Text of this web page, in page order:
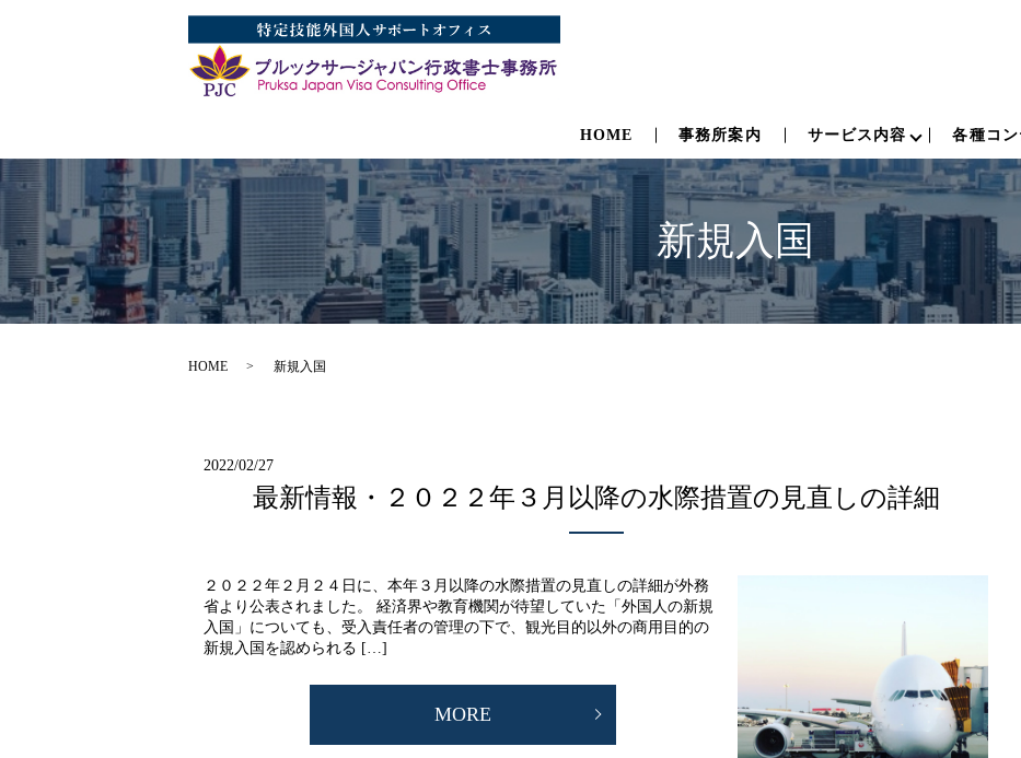
HOME 事務所案内 サービス内容 各種コン
新規入国
HOME 新規入国
2022/02/27
最新情報・２０２２年３月以降の水際措置の見直しの詳細
２０２２年２月２４日に、本年３月以降の水際措置の見直しの詳細が外務
省より公表されました。 経済界や教育機関が待望していた「外国人の新規
入国」についても、受入責任者の管理の下で、観光目的以外の商用目的の
新規入国を認められる […]
MORE